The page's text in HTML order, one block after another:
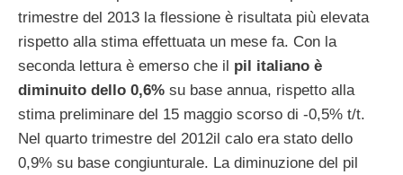
trimestre del 2013 la flessione è risultata più elevata
rispetto alla stima effettuata un mese fa. Con la
seconda lettura è emerso che il pil italiano è
diminuito dello 0,6% su base annua, rispetto alla
stima preliminare del 15 maggio scorso di -0,5% t/t.
Nel quarto trimestre del 2012il calo era stato dello
0,9% su base congiunturale. La diminuzione del pil